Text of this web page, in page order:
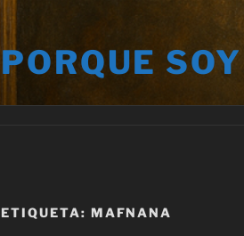
PORQUE
ETIQUETA: MAFNANA